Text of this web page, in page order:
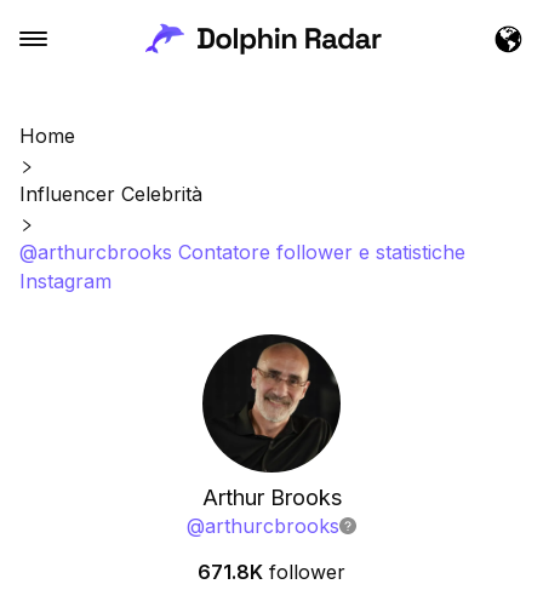
Home
Influencer Celebrità
@arthurcbrooks Contatore follower e statistiche
Instagram
Arthur Brooks
@arthurcbrooks
671.8K follower